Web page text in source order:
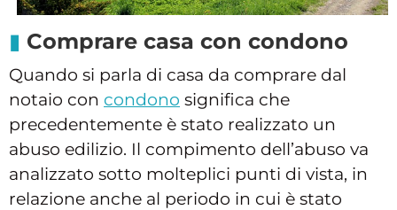
Comprare casa con condono
Quando si parla di casa da comprare dal
notaio con condono significa che
precedentemente è stato realizzato un
abuso edilizio. Il compimento dell’abuso va
analizzato sotto molteplici punti di vista, in
relazione anche al periodo in cui è stato